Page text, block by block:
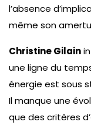
l’absence
même son
Christine Gilain
une ligne du
énergie est sous
Il manque une
que des critères